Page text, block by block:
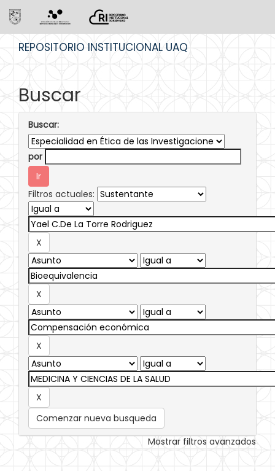
REPOSITORIO INSTITUCIONAL UAQ
Buscar
Buscar:
por
Filtros actuales:
Comenzar nueva busqueda
Mostrar filtros avanzados